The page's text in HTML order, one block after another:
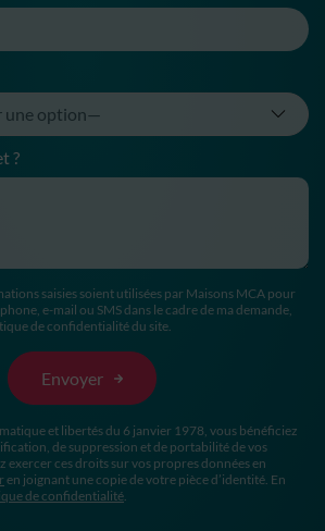
?
saisies soient utilisées par Maisons MCA pour
e-mail ou SMS dans le cadre de ma demande,
de confidentialité du site.
et libertés du 6 janvier 1978, vous bénéficiez
de suppression et de portabilité de vos
exercer ces droits sur vos propres données en
en joignant une copie de votre pièce d’identité. En
de confidentialité.